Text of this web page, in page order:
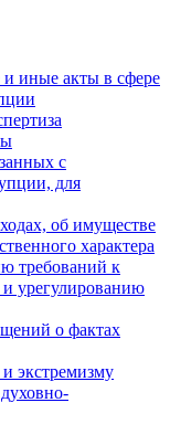
иные акты в сфере
с
для
об имуществе
характера
требований к
урегулированию
о фактах
экстремизму